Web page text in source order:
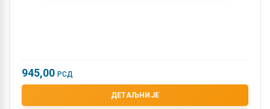
945,00 РСД
ДЕТАЉНИЈЕ